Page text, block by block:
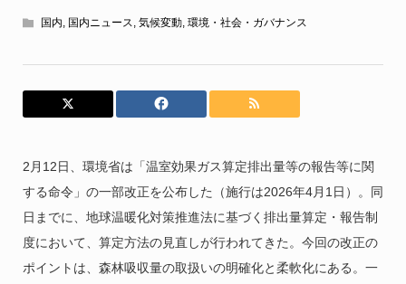
国内 国内ニュース 気候変動, 環境・社会・ガバナンス
2月12日、環境省は「温室効果ガス算定排出量等の報告等に関
する命令」の一部改正を公布した（施行は2026年4月1日）。同
日までに、地球温暖化対策推進法に基づく排出量算定・報告制
度において、算定方法の見直しが行われてきた。今回の改正の
ポイントは、森林吸収量の取扱いの明確化と柔軟化にある。一